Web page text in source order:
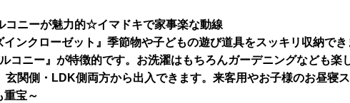
コニーが魅力的☆イマドキで家事楽な動線
インクローゼット』季節物や子どもの遊び道具をスッキリ収納で
ルコニー』が特徴的です。お洗濯はもちろんガーデニングなども楽
玄関側・LDK側両方から出入できます。来客用やお子様のお昼寝
重宝～